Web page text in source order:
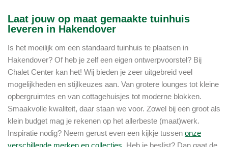
Laat jouw op maat gemaakte tuinhuis
leveren in Hakendover
Is het moeilijk om een standaard tuinhuis te plaatsen in
Hakendover? Of heb je zelf een eigen ontwerpvoorstel? Bij
Chalet Center kan het! Wij bieden je zeer uitgebreid veel
mogelijkheden en stijlkeuzes aan. Van grotere lounges tot kleine
opbergruimtes en van cottagehuisjes tot moderne blokken.
Smaakvolle kwaliteit, daar staan we voor. Zowel bij een groot als
klein budget mag je rekenen op het allerbeste (maat)werk.
Inspiratie nodig? Neem gerust even een kijkje tussen onze
verschillende merken en collecties. Heb je beslist? Dan gaat de